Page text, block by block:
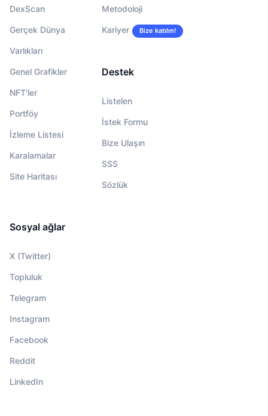
DexScan
Gerçek Dünya
Varlıkları
Genel Grafikler
NFT'ler
Portföy
İzleme Listesi
Karalamalar
Site Haritası
Metodoloji
Kariyer Bize katılın!
Destek
Listelen
İstek Formu
Bize Ulaşın
SSS
Sözlük
Sosyal ağlar
X (Twitter)
Topluluk
Telegram
Instagram
Facebook
Reddit
LinkedIn